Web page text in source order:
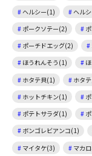
ヘルシー(1)
ヘル
ポークソテー(2)
ポーチドエッグ(2)
ほうれんそう(1)
ホタテ貝(1)
ホタ
ホットチキン(1)
ポテトサラダ(1)
ボンゴレビアンコ(1)
マイタケ(3)
マカ